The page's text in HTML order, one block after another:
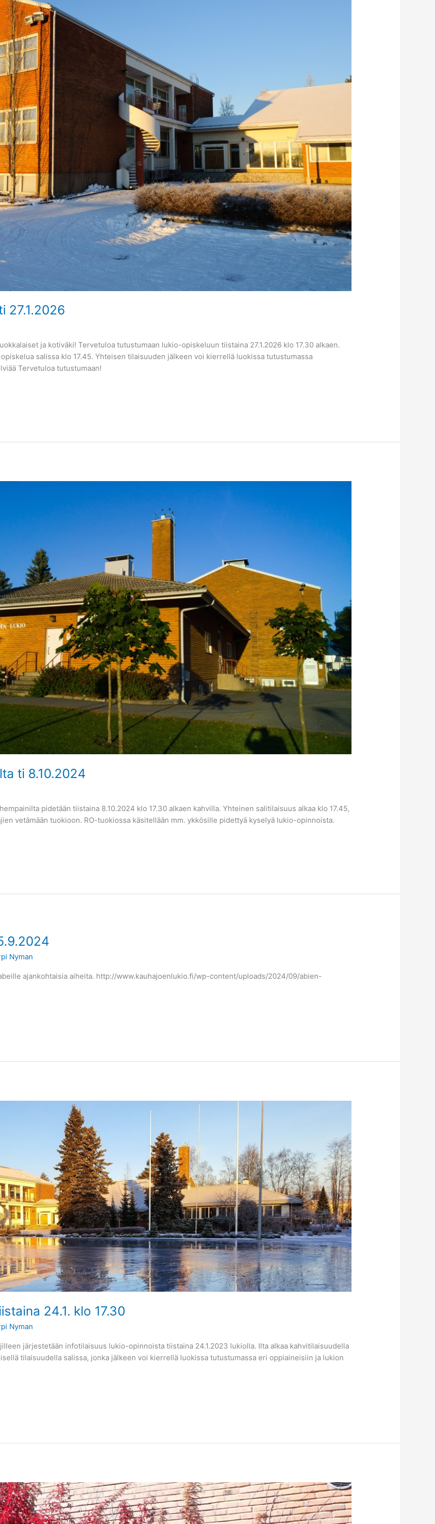
27.1.2026
ja kotiväki! Tervetuloa tutustumaan lukio-opiskeluun tiistaina 27.1.2026 klo 17.30 alkaen.
salissa klo 17.45. Yhteisen tilaisuuden jälkeen voi kierrellä luokissa tutustumassa
Tervetuloa tutustumaan!
ti 8.10.2024
pidetään tiistaina 8.10.2024 klo 17.30 alkaen kahvilla. Yhteinen salitilaisuus alkaa klo 17.45,
vetämään tuokioon. RO-tuokiossa käsitellään mm. ykkösille pidettyä kyselyä lukio-opinnoista.
Nyman
ajankohtaisia aiheita. http://www.kauhajoenlukio.fi/wp-content/uploads/2024/09/abien-
24.1. klo 17.30
Nyman
järjestetään infotilaisuus lukio-opinnoista tiistaina 24.1.2023 lukiolla. Ilta alkaa kahvitilaisuudella
tilaisuudella salissa, jonka jälkeen voi kierrellä luokissa tutustumassa eri oppiaineisiin ja lukion